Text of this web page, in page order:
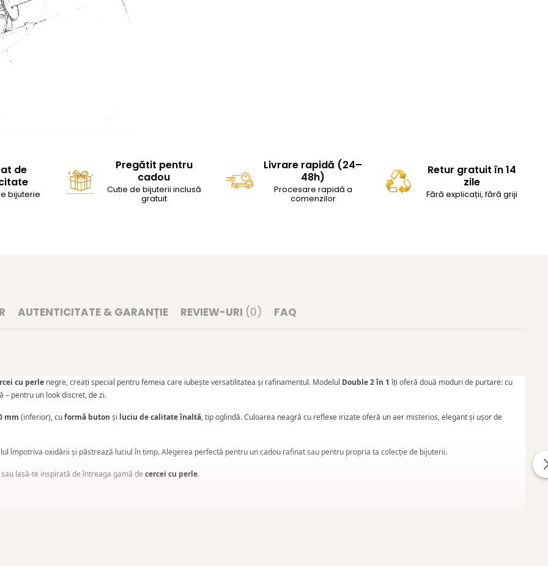
de
bijuterie
Pregătit pentru
cadou
Cutie de bijuterii inclusă
gratuit
Livrare rapidă (24–
48h)
Procesare rapidă a
comenzilor
Retur gratuit în 14
zile
Fără explicații, fără griji
AUTENTICITATE & GARANȚIE REVIEW-URI (0) FAQ
cu perle negre, creați special pentru femeia care iubește versatilitatea și rafinamentul. Modelul Double 2 în 1 îți oferă două moduri de purtare: cu
– pentru un look discret, de zi.
mm (inferior), cuformă buton și luciu de calitate înaltă, tip oglindă. Culoarea neagră cu reflexe irizate oferă un aer misterios, elegant și ușor de
împotriva oxidării și păstrează luciul în timp. Alegerea perfectă pentru un cadou rafinat sau pentru propria ta colecție de bijuterii.
sau lasă-te inspirată de întreaga gamă de cercei cu perle.